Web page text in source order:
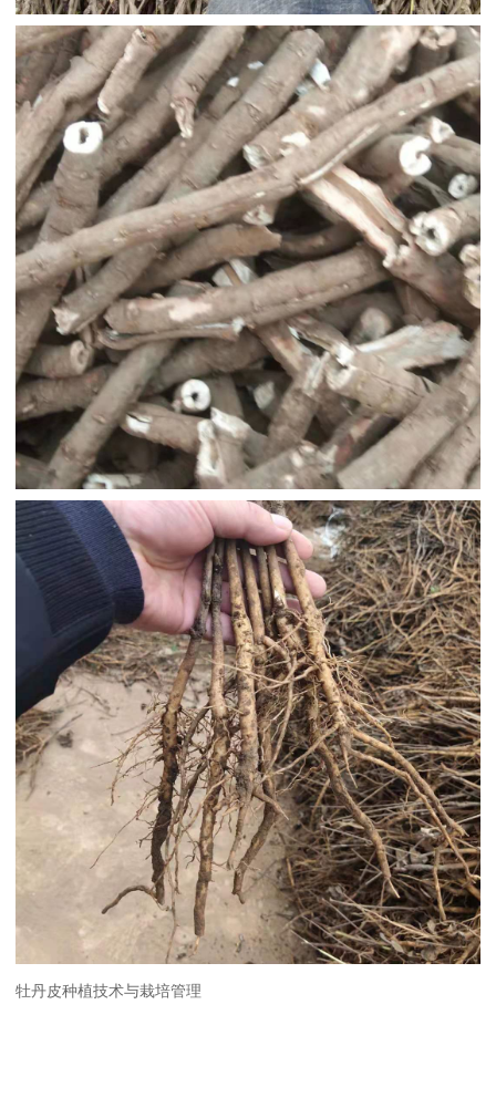
牡丹皮种植技术与栽培管理